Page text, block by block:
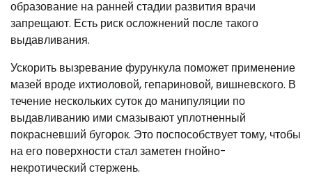
образование на ранней стадии развития врачи
запрещают. Есть риск осложнений после такого
выдавливания.
Ускорить вызревание фурункула поможет применение
мазей вроде ихтиоловой, гепариновой, вишневского. В
течение нескольких суток до манипуляции по
выдавливанию ими смазывают уплотненный
покрасневший бугорок. Это поспособствует тому, чтобы
на его поверхности стал заметен гнойно-
некротический стержень.